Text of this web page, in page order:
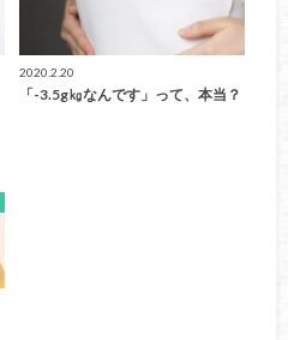
2020.2.20
「-3.5g㎏なんです」って、本当？